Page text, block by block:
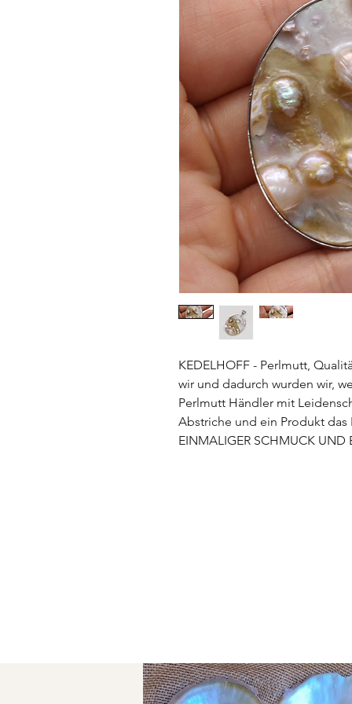
KEDELHOFF - Perlmutt,
wir und dadurch wurden wir,